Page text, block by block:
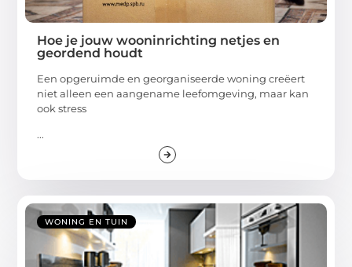
Hoe je jouw wooninrichting netjes en
geordend houdt
Een opgeruimde en georganiseerde woning creëert
niet alleen een aangename leefomgeving, maar kan
ook stress
...
WONING EN TUIN